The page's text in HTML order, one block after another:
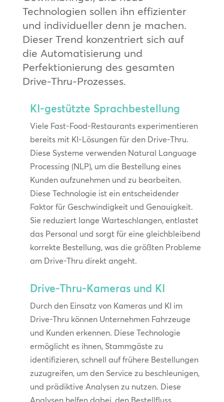
Technologien sollen ihn effizienter
und individueller denn je machen.
Dieser Trend konzentriert sich auf
die Automatisierung und
Perfektionierung des gesamten
Drive-Thru-Prozesses.
KI-gestützte Sprachbestellung
Viele Fast-Food-Restaurants experimentieren
bereits mit KI-Lösungen für den Drive-Thru.
Diese Systeme verwenden Natural Language
Processing (NLP), um die Bestellung eines
Kunden aufzunehmen und zu bearbeiten.
Diese Technologie ist ein entscheidender
Faktor für Geschwindigkeit und Genauigkeit.
Sie reduziert lange Warteschlangen, entlastet
das Personal und sorgt für eine gleichbleibend
korrekte Bestellung, was die größten Probleme
am Drive-Thru direkt angeht.
Drive-Thru-Kameras und KI
Durch den Einsatz von Kameras und KI im
Drive-Thru können Unternehmen Fahrzeuge
und Kunden erkennen. Diese Technologie
ermöglicht es ihnen, Stammgäste zu
identifizieren, schnell auf frühere Bestellungen
zuzugreifen, um den Service zu beschleunigen,
und prädiktive Analysen zu nutzen. Diese
Analysen helfen dabei, den Bestellfluss